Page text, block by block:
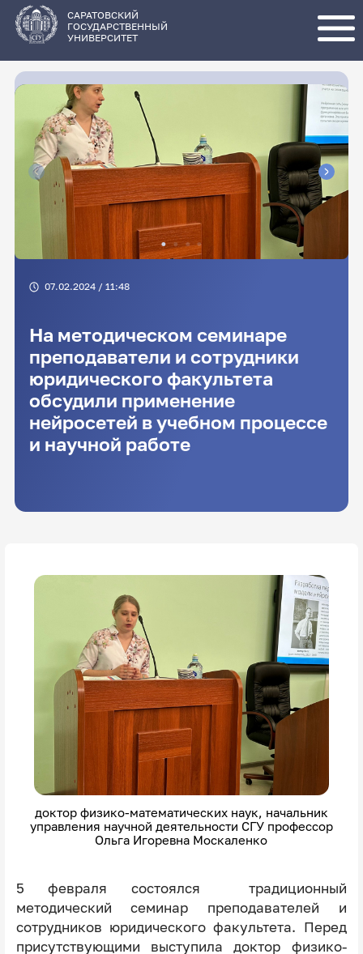
основному
содержанию
САРАТОВСКИЙ
ГОСУДАРСТВЕННЫЙ
УНИВЕРСИТЕТ
07.02.2024 / 11:48
На методическом семинаре
преподаватели и сотрудники
юридического факультета
обсудили применение
нейросетей в учебном процессе
и научной работе
доктор физико-математических наук, начальник
управления научной деятельности СГУ профессор
Ольга Игоревна Москаленко
5 февраля состоялся традиционный
методический семинар преподавателей и
сотрудников юридического факультета. Перед
присутствующими выступила доктор физико-